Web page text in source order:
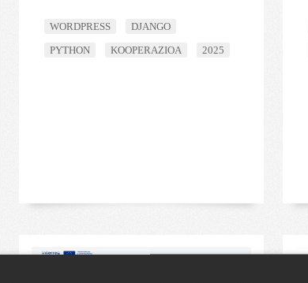
WORDPRESS
DJANGO
PYTHON
KOOPERAZIOA 2025